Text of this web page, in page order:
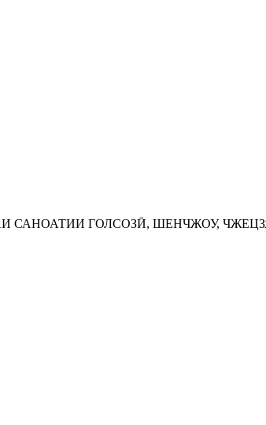
САНОАТИИ ГОЛСОЗӢ, ШЕНЧЖОУ,